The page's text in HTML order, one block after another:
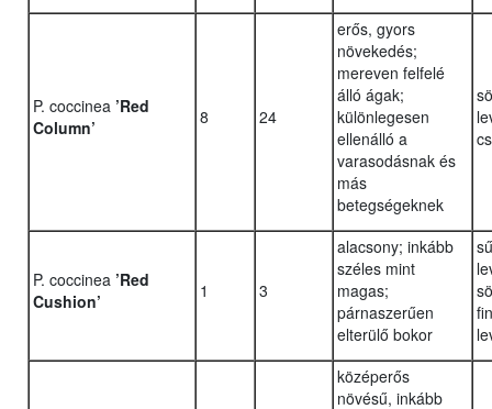
P. coccinea ’Red
Column’
8 24
erős, gyors
növekedés;
mereven felfelé
álló ágak;
különlegesen
ellenálló a
varasodásnak és
más
betegségeknek
P. coccinea ’Red
Cushion’
1 3
alacsony; inkább
széles mint
magas;
párnaszerűen
elterülő bokor
középerős
növésű, inkább